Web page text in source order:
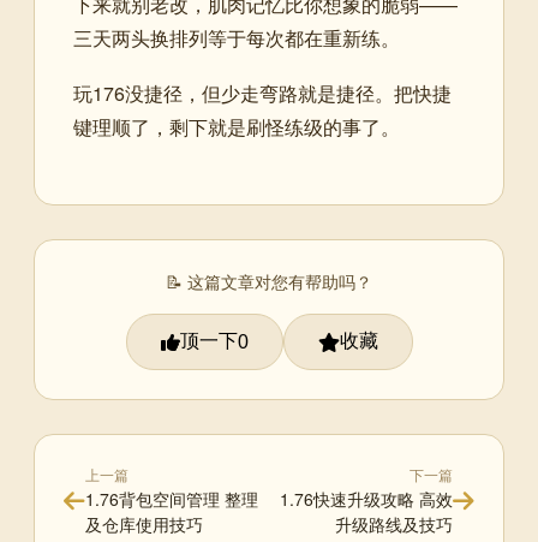
三天两头换排列等于每次都在重新练。
玩176没捷径，但少走弯路就是捷径。把快捷
键理顺了，剩下就是刷怪练级的事了。
📝 这篇文章对您有帮助吗？
顶一下0 收藏
上一篇
1.76背包空间管理 整理
及仓库使用技巧
下一篇
1.76快速升级攻略 高效
升级路线及技巧